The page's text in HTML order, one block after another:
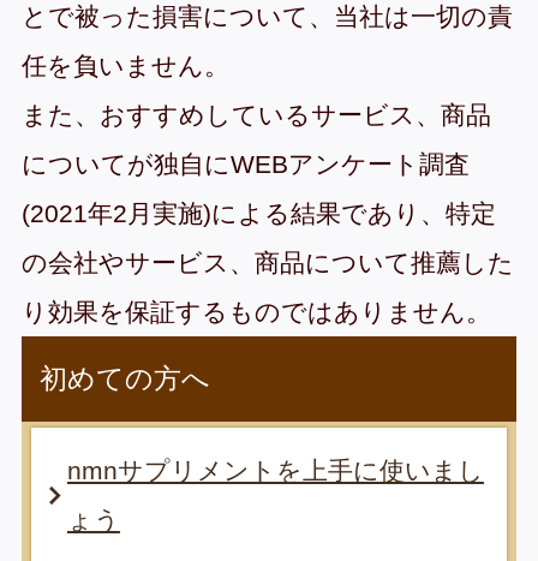
とで被った損害について、当社は一切の責
任を負いません。
また、おすすめしているサービス、商品
についてが独自にWEBアンケート調査
(2021年2月実施)による結果であり、特定
の会社やサービス、商品について推薦した
り効果を保証するものではありません。
初めての方へ
nmnサプリメントを上手に使いまし
ょう